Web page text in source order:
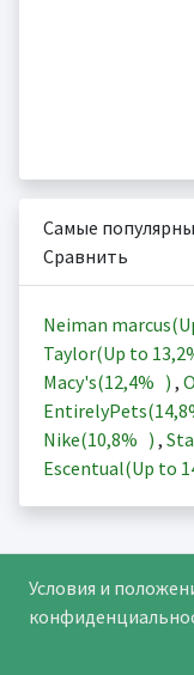
Самые
Сравнить
Neiman
Taylor(Up to
Macy's(12,4% ) ,
EntirelyPets(
Nike(10,8% ) ,
Escentual(Up to
Условия и